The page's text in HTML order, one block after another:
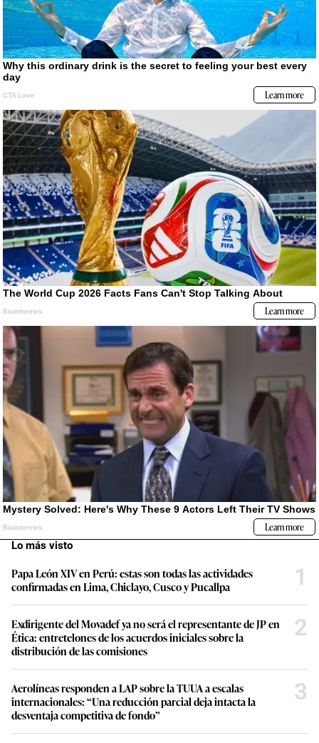
Lo más visto
Papa León XIV en Perú: estas son todas las actividades
confirmadas en Lima, Chiclayo, Cusco y Pucallpa
1
Exdirigente del Movadef ya no será el representante de JP en
Ética: entretelones de los acuerdos iniciales sobre la
distribución de las comisiones
2
Aerolíneas responden a LAP sobre la TUUA a escalas
internacionales: “Una reducción parcial deja intacta la
desventaja competitiva de fondo”
3